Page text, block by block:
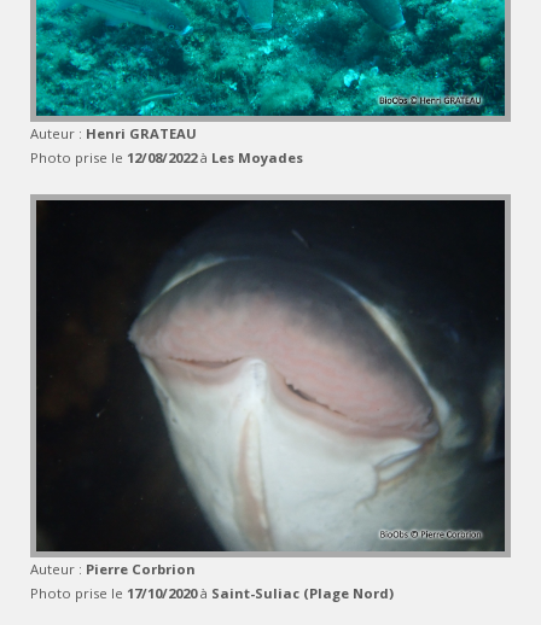
Auteur : Henri GRATEAU
Photo prise le 12/08/2022à Les Moyades
Auteur : Pierre Corbrion
Photo prise le 17/10/2020à Saint-Suliac (Plage Nord)